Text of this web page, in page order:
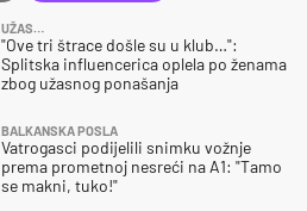
UŽAS…
"Ove tri štrace došle su u klub…":
Splitska influencerica oplela po ženama
zbog užasnog ponašanja
BALKANSKA POSLA
Vatrogasci podijelili snimku vožnje
prema prometnoj nesreći na A1: "Tamo
se makni, tuko!"